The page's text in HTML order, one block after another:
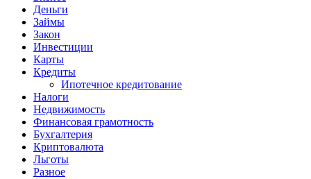
Деньги
Займы
Закон
Инвестиции
Карты
Кредиты
Ипотечное кредитование
Налоги
Недвижимость
Финансовая грамотность
Бухгалтерия
Криптовалюта
Льготы
Разное